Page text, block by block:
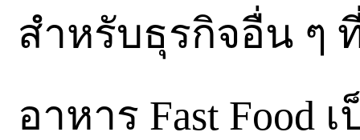
สำหรับธุรกิจอื่น ๆ
อาหาร Fast Food